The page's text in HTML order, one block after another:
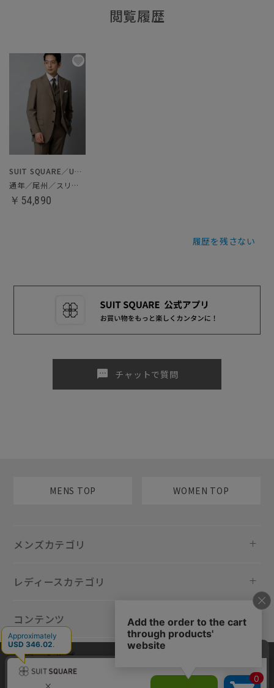
閲覧履歴
SUIT SQUARE／UNIVERSAL LANGUAGE
通年／尾州／スリーピーススーツ
￥54,890
履歴を残さない
sms チャットで質問
MENS TOP WOMEN TOP
メンズカテゴリ
レディースカテゴリ
コンテンツ
規約・ヘルプ
当サイトでは利用体験の向上およびコンテンツの最適な提供、トラフィ